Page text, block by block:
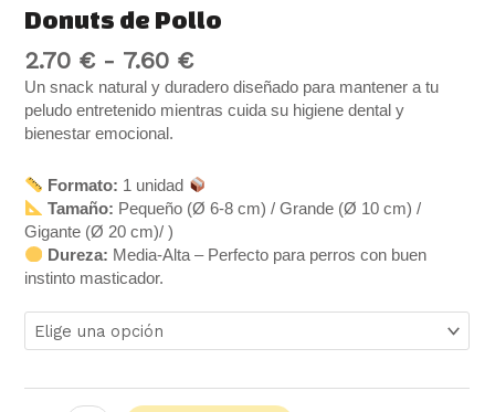
Donuts de Pollo
2.70 € - 7.60 €
Un snack natural y duradero diseñado para mantener a tu
peludo entretenido mientras cuida su higiene dental y
bienestar emocional.
Formato: 1 unidad
Tamaño: Pequeño (Ø 6-8 cm) / Grande (Ø 10 cm) /
Gigante (Ø 20 cm)/ )
Dureza: Media-Alta – Perfecto para perros con buen
instinto masticador.